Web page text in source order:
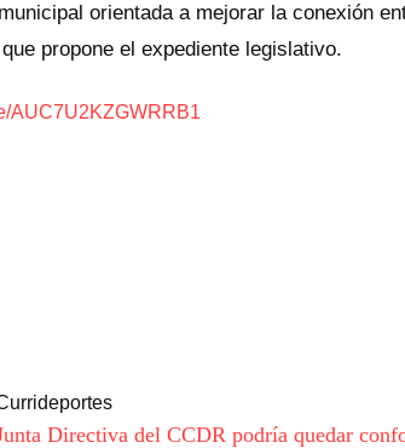
orientada a mejorar la conexión
propone el expediente legislativo.
Directiva del CCDR podría quedar